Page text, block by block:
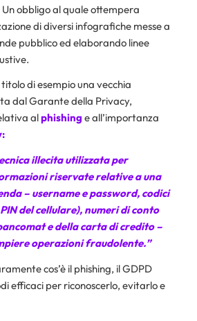
obbligo al quale ottempera
di diversi infografiche messe a
pubblico ed elaborando linee
di esempio una vecchia
dal Garante della Privacy,
alphishing e all’importanza
:
illecita utilizzata per
riservate relative a una
– username e password, codici
del cellulare), numeri di conto
e della carta di credito –
operazioni fraudolente.”
cos’è il phishing, il GDPD
efficaci per riconoscerlo, evitarlo e